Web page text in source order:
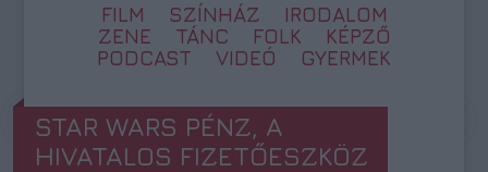
FILM SZÍNHÁZ
IRODALOM
ZENE
TÁNC FOLK
KÉPZŐ
PODCAST
VIDEÓ GYERMEK
STAR WARS PÉNZ, A
HIVATALOS FIZETŐESZKÖZ